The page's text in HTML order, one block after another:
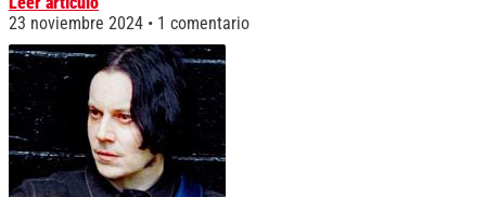
23 noviembre 2024
1 comentario